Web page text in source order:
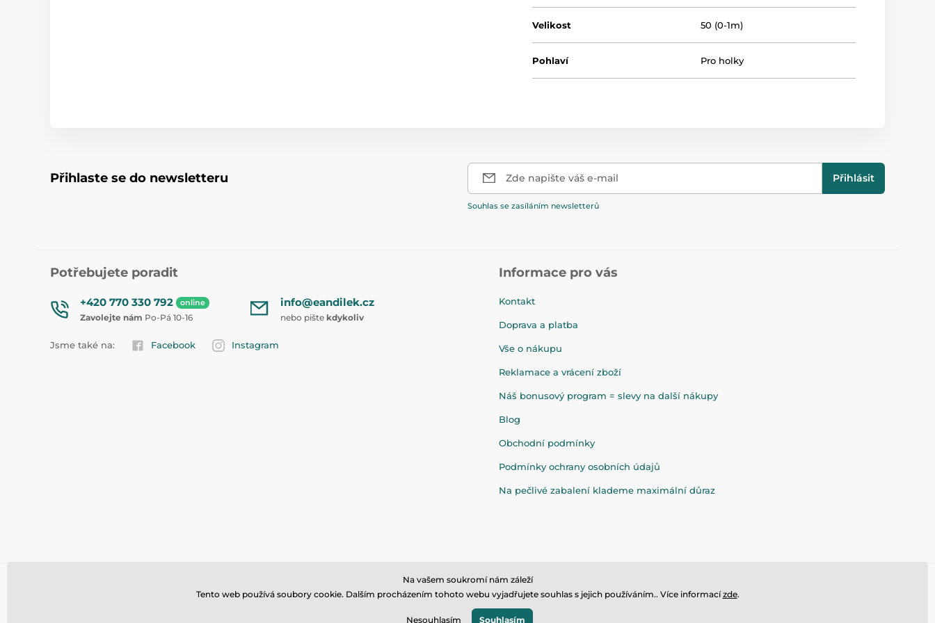
Velikost 50 (0-1m)
Pohlaví Pro holky
Přihlaste se do newsletteru Zde napište váš e-mail Přihlásit
Souhlas se zasíláním newsletterů
Potřebujete poradit
+420 770 330 792 online
Zavolejte nám Po-Pá 10-16
info@eandilek.cz
nebo pište kdykoliv
Jsme také na: Facebook Instagram
Informace pro vás
Kontakt
Doprava a platba
Vše o nákupu
Reklamace a vrácení zboží
Náš bonusový program = slevy na další nákupy
Blog
Obchodní podmínky
Podmínky ochrany osobních údajů
Na pečlivé zabalení klademe maximální důraz
© 2026 www.eandilek.cz ⦁ E-shop vytvořilaSIMPLIA.cz
Na vašem soukromí nám záleží
Tento web používá soubory cookie. Dalším procházením tohoto webu vyjadřujete souhlas s jejich používáním.. Více informacízde.
Nesouhlasím Souhlasím